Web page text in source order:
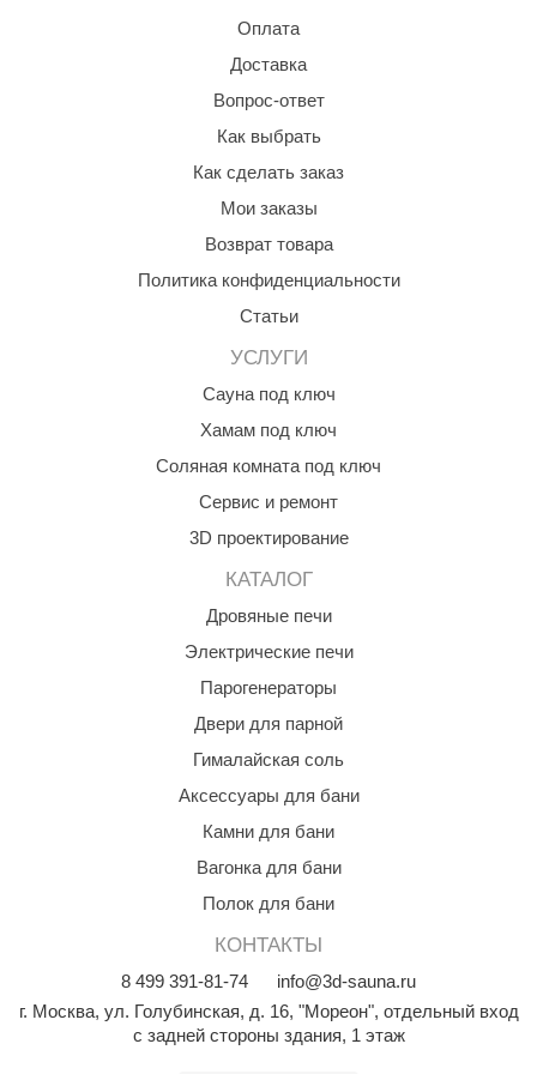
Оплата
Доставка
Вопрос-ответ
Как выбрать
Как сделать заказ
Мои заказы
Возврат товара
Политика конфиденциальности
Статьи
УСЛУГИ
Сауна под ключ
Хамам под ключ
Соляная комната под ключ
Сервис и ремонт
3D проектирование
КАТАЛОГ
Дровяные печи
Электрические печи
Парогенераторы
Двери для парной
Гималайская соль
Аксессуары для бани
Камни для бани
Вагонка для бани
Полок для бани
КОНТАКТЫ
8 499 391-81-74
info@3d-sauna.ru
г. Москва, ул. Голубинская, д. 16, "Мореон", отдельный вход
с задней стороны здания, 1 этаж